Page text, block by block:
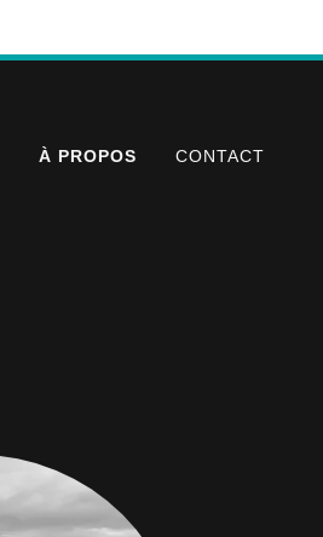
À PROPOS CONTACT